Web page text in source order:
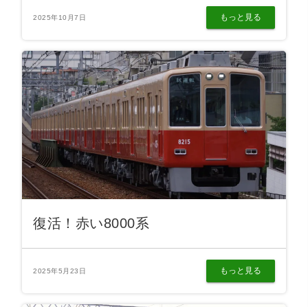
2025年10月7日 もっと見る
復活！赤い8000系
2025年5月23日 もっと見る